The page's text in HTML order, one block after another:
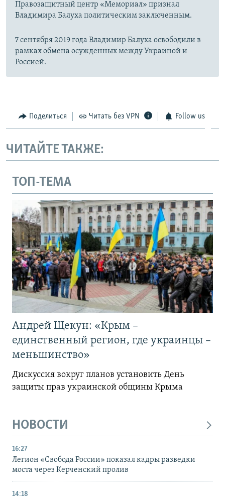
Правозащитный центр «Мемориал» признал
Владимира Балуха политическим заключенным.
7 сентября 2019 года Владимир Балуха освободили в
рамках обмена осужденных между Украиной и
Россией.
Поделиться Читать без VPN Follow us
ЧИТАЙТЕ ТАКЖЕ:
ТОП-ТЕМА
Андрей Щекун: «Крым –
единственный регион, где украинцы –
меньшинство»
Дискуссия вокруг планов установить День
защиты прав украинской общины Крыма
НОВОСТИ
16:27
Легион «Свобода России» показал кадры разведки
моста через Керченский пролив
14:18